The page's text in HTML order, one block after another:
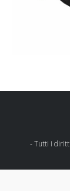
- Tutti i